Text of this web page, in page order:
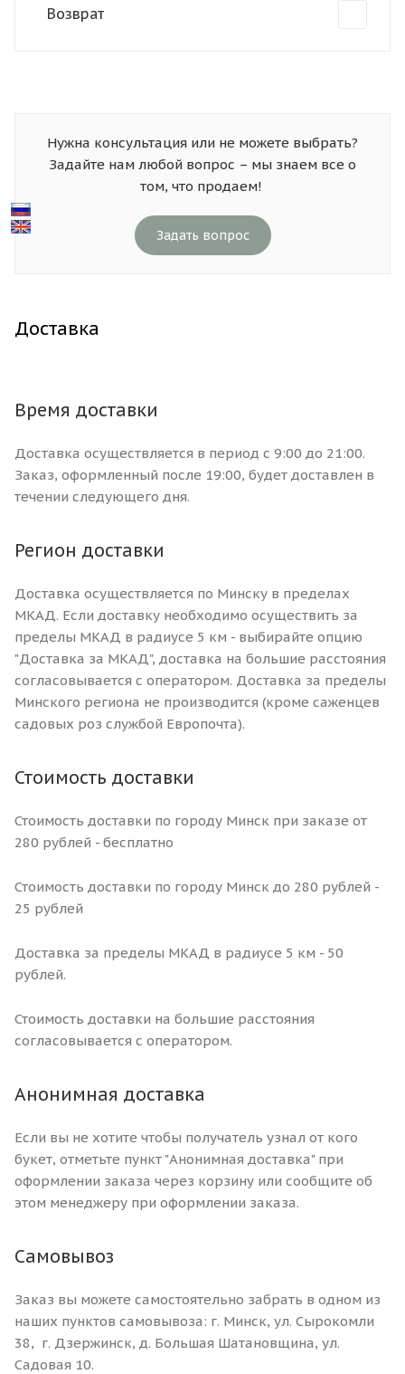
Возврат
Нужна консультация или не можете выбрать?
Задайте нам любой вопрос – мы знаем все о
том, что продаем!
Задать вопрос
Доставка
Время доставки
Доставка осуществляется в период с 9:00 до 21:00.
Заказ, оформленный после 19:00, будет доставлен в
течении следующего дня.
Регион доставки
Доставка осуществляется по Минску в пределах
МКАД. Если доставку необходимо осуществить за
пределы МКАД в радиусе 5 км - выбирайте опцию
"Доставка за МКАД", доставка на большие расстояния
согласовывается с оператором. Доставка за пределы
Минского региона не производится (кроме саженцев
садовых роз службой Европочта).
Стоимость доставки
Стоимость доставки по городу Минск при заказе от
280 рублей - бесплатно
Стоимость доставки по городу Минск до 280 рублей -
25 рублей
Доставка за пределы МКАД в радиусе 5 км - 50
рублей.
Стоимость доставки на большие расстояния
согласовывается с оператором.
Анонимная доставка
Если вы не хотите чтобы получатель узнал от кого
букет, отметьте пункт "Анонимная доставка" при
оформлении заказа через корзину или сообщите об
этом менеджеру при оформлении заказа.
Самовывоз
Заказ вы можете самостоятельно забрать в одном из
наших пунктов самовывоза: г. Минск, ул. Сырокомли
38, г. Дзержинск, д. Большая Шатановщина, ул.
Садовая 10.